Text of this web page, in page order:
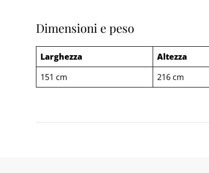
Dimensioni e peso
Larghezza Altezza
151 cm
216 cm